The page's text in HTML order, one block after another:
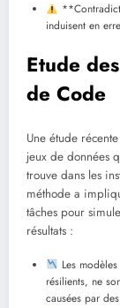
induisent en
Etude
de Code
Une étude
jeux de données
trouve dans les
méthode a
tâches pour
résultats :
Les
résilients, ne
causées par